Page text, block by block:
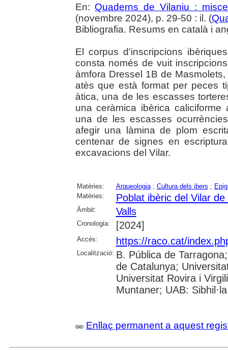
En: Quaderns de Vilaniu :
(novembre 2024), p. 29-50 : il. (
Bibliografia. Resums en català i
El corpus d'inscripcions
consta només de vuit
àmfora Dressel 1B de
atès que està format per peces
àtica, una de les escasses
una ceràmica ibèrica
una de les escasses
afegir una làmina de plom
centenar de signes en
excavacions del Vilar.
Matèries: Arqueologia; Cultura dels ibers ;
Matèries:
Poblat ibèric del Vilar de
Àmbit: Valls
Cronologia: [2024]
Accés: https://raco.cat/
Localització: B. Pública de
de Catalunya;
Universitat Rovira i
Muntaner; UAB: Sibhil·la
Enllaç permanent a aquest